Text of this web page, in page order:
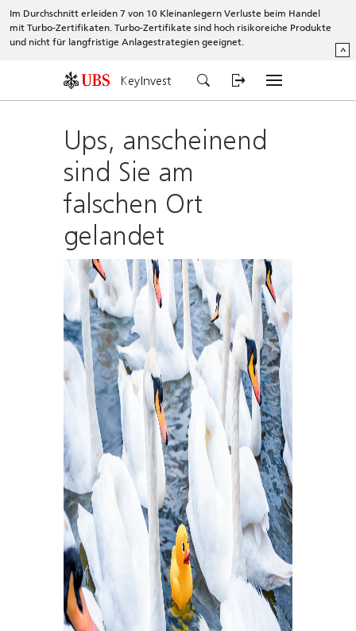
Im Durchschnitt erleiden 7 von 10 Kleinanlegern Verluste beim Handel
mit Turbo-Zertifikaten. Turbo-Zertifikate sind hoch risikoreiche Produkte
und nicht für langfristige Anlagestrategien geeignet.
^
KeyInvest
Ups, anscheinend
sind Sie am
falschen Ort
gelandet